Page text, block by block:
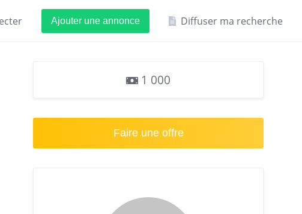
Ajouter une annonce Diffuser ma recherche
1 000
Faire une offre